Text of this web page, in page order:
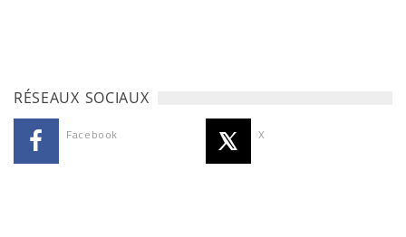
RÉSEAUX SOCIAUX
Facebook X